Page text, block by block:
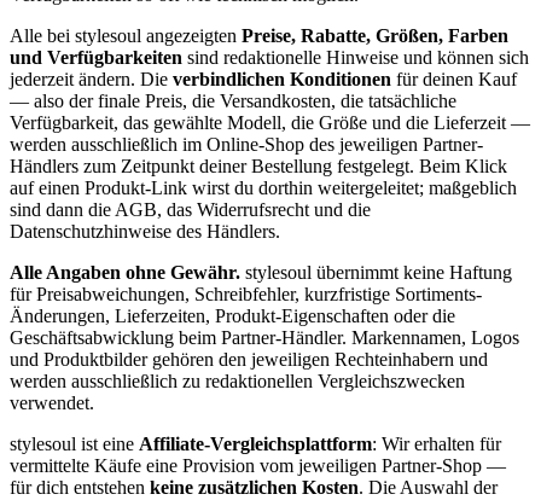
Alle bei stylesoul angezeigten Preise, Rabatte, Größen, Farben
und Verfügbarkeiten sind redaktionelle Hinweise und können sich
jederzeit ändern. Die verbindlichen Konditionen für deinen Kauf
— also der finale Preis, die Versandkosten, die tatsächliche
Verfügbarkeit, das gewählte Modell, die Größe und die Lieferzeit —
werden ausschließlich im Online-Shop des jeweiligen Partner-
Händlers zum Zeitpunkt deiner Bestellung festgelegt. Beim Klick
auf einen Produkt-Link wirst du dorthin weitergeleitet; maßgeblich
sind dann die AGB, das Widerrufsrecht und die
Datenschutzhinweise des Händlers.
Alle Angaben ohne Gewähr. stylesoul übernimmt keine Haftung
für Preisabweichungen, Schreibfehler, kurzfristige Sortiments-
Änderungen, Lieferzeiten, Produkt-Eigenschaften oder die
Geschäftsabwicklung beim Partner-Händler. Markennamen, Logos
und Produktbilder gehören den jeweiligen Rechteinhabern und
werden ausschließlich zu redaktionellen Vergleichszwecken
verwendet.
stylesoul ist eine Affiliate-Vergleichsplattform: Wir erhalten für
vermittelte Käufe eine Provision vom jeweiligen Partner-Shop —
für dich entstehen keine zusätzlichen Kosten. Die Auswahl der